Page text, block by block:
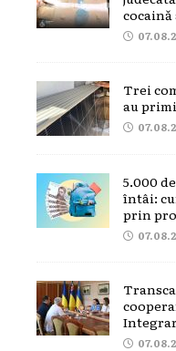
Trei
au
5.000
întâi:
prin